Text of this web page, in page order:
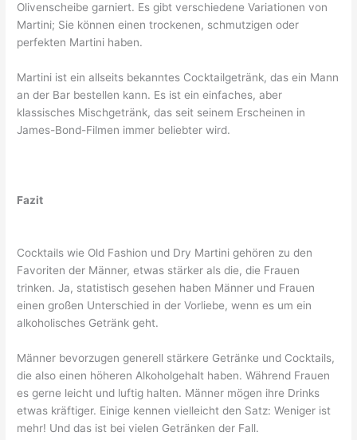
Olivenscheibe garniert. Es gibt verschiedene Variationen von
Martini; Sie können einen trockenen, schmutzigen oder
perfekten Martini haben.
Martini ist ein allseits bekanntes Cocktailgetränk, das ein Mann
an der Bar bestellen kann. Es ist ein einfaches, aber
klassisches Mischgetränk, das seit seinem Erscheinen in
James-Bond-Filmen immer beliebter wird.
Fazit
Cocktails wie Old Fashion und Dry Martini gehören zu den
Favoriten der Männer, etwas stärker als die, die Frauen
trinken. Ja, statistisch gesehen haben Männer und Frauen
einen großen Unterschied in der Vorliebe, wenn es um ein
alkoholisches Getränk geht.
Männer bevorzugen generell stärkere Getränke und Cocktails,
die also einen höheren Alkoholgehalt haben. Während Frauen
es gerne leicht und luftig halten. Männer mögen ihre Drinks
etwas kräftiger. Einige kennen vielleicht den Satz: Weniger ist
mehr! Und das ist bei vielen Getränken der Fall.